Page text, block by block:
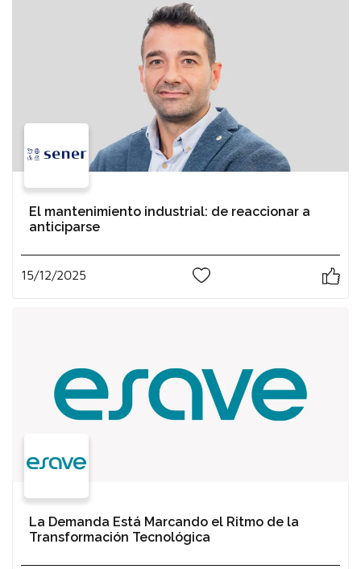
El mantenimiento industrial: de reaccionar a
anticiparse
15/12/2025
La Demanda Está Marcando el Ritmo de la
Transformación Tecnológica